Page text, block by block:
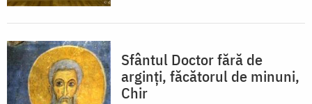
Sfântul Doctor fără de
arginți, făcătorul de minuni,
Chir